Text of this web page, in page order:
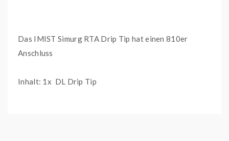
Das IMIST Simurg RTA Drip Tip hat einen 810er
Anschluss
Inhalt: 1x DL Drip Tip